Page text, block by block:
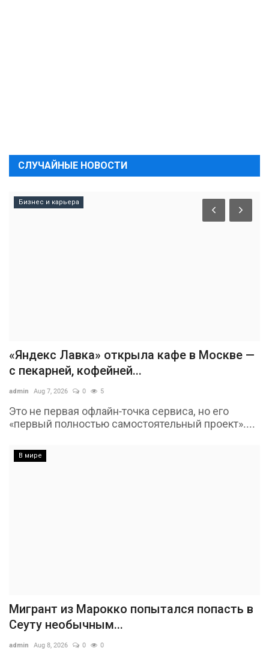
СЛУЧАЙНЫЕ НОВОСТИ
Бизнес и карьера
«Яндекс Лавка» открыла кафе в Москве —
с пекарней, кофейней...
admin Aug 7, 2026 0 5
Это не первая офлайн-точка сервиса, но его
«первый полностью самостоятельный проект»....
В мире
Мигрант из Марокко попытался попасть в
Сеуту необычным...
admin Aug 8, 2026 0 0